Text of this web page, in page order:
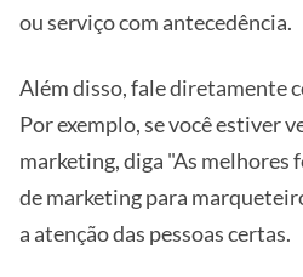
ou serviço com antecedência.
Além disso, fale diretamente
Por exemplo, se você estiver
marketing, diga "As melhores
de marketing para
a atenção das pessoas certas.